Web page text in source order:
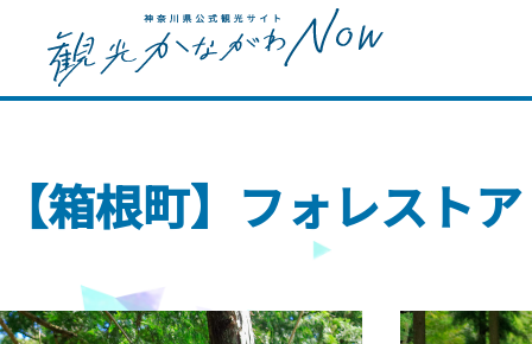
【箱根町】フォレスト